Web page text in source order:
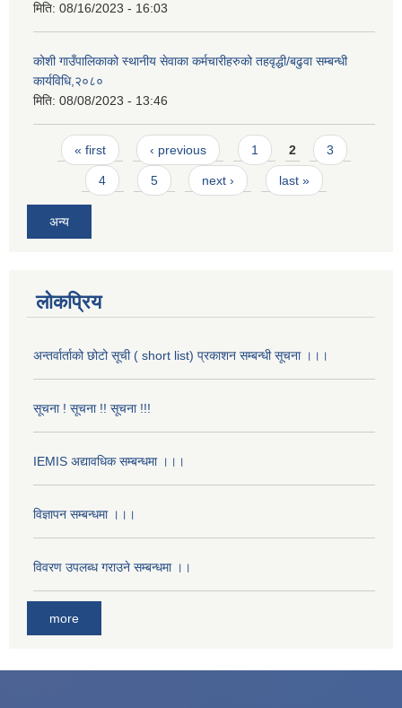
मिति: 08/16/2023 - 16:03
कोशी गाउँपालिकाको स्थानीय सेवाका कर्मचारीहरुको तहवृद्धी/बढुवा सम्बन्धी
कार्यविधि,२०८०
मिति: 08/08/2023 - 13:46
Pages
« first ‹ previous 1 2 3
4 5 next › last »
अन्य
लोकप्रिय
अन्तर्वार्ताको छोटो सूची ( short list) प्रकाशन सम्बन्धी सूचना ।।।
सूचना ! सूचना !! सूचना !!!
IEMIS अद्यावधिक सम्बन्धमा ।।।
विज्ञापन सम्बन्धमा ।।।
विवरण उपलब्ध गराउने सम्बन्धमा ।।
more